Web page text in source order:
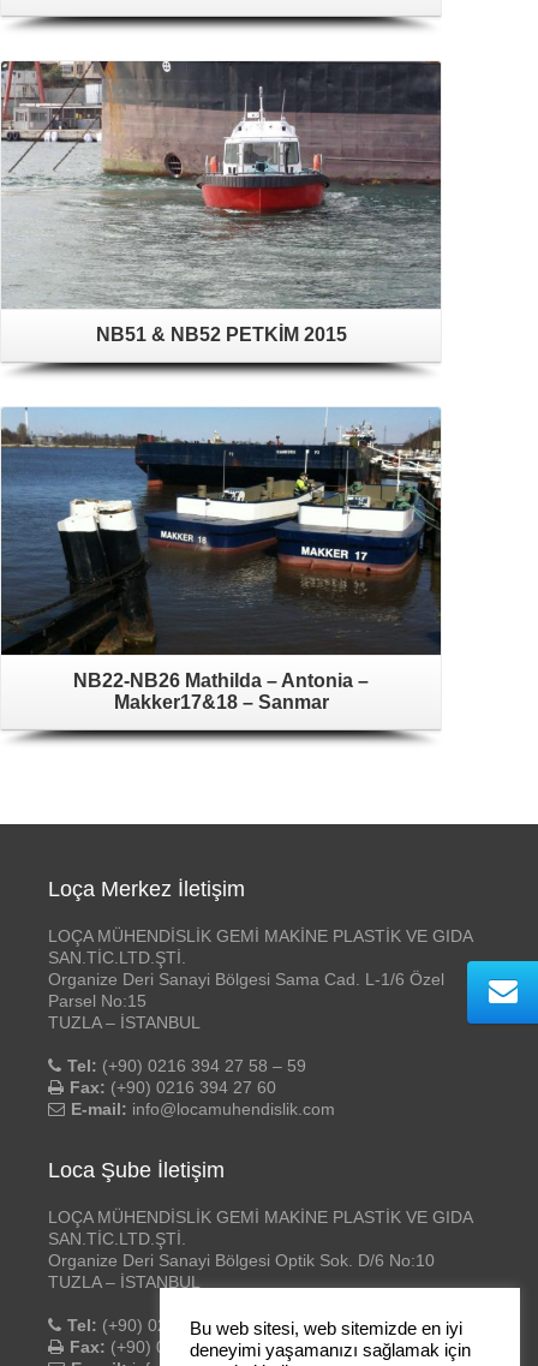
NB51 & NB52 PETKİM 2015
NB22-NB26 Mathilda – Antonia –
Makker17&18 – Sanmar
Loça Merkez İletişim
LOÇA MÜHENDİSLİK GEMİ MAKİNE PLASTİK VE GIDA
SAN.TİC.LTD.ŞTİ.
Organize Deri Sanayi Bölgesi Sama Cad. L-1/6 Özel
Parsel No:15
TUZLA – İSTANBUL
Tel: (+90) 0216 394 27 58 – 59
Fax: (+90) 0216 394 27 60
E-mail: info@locamuhendislik.com
Loca Şube İletişim
LOÇA MÜHENDİSLİK GEMİ MAKİNE PLASTİK VE GIDA
SAN.TİC.LTD.ŞTİ.
Organize Deri Sanayi Bölgesi Optik Sok. D/6 No:10
TUZLA – İSTANBUL
Tel: (+90) 0216 394 27 58 – 59
Fax: (+90) 0216 394 27 60
Bu web sitesi, web sitemizde en iyi
deneyimi yaşamanızı sağlamak için